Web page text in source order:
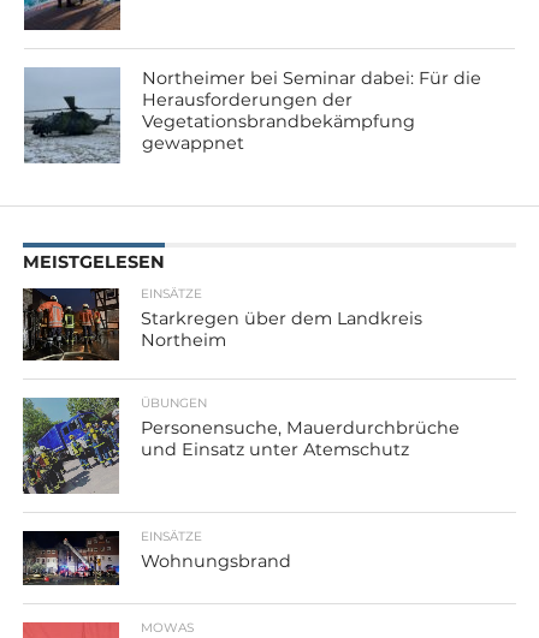
Northeimer bei Seminar dabei: Für die
Herausforderungen der
Vegetationsbrandbekämpfung
gewappnet
MEISTGELESEN
EINSÄTZE
Starkregen über dem Landkreis
Northeim
ÜBUNGEN
Personensuche, Mauerdurchbrüche
und Einsatz unter Atemschutz
EINSÄTZE
Wohnungsbrand
MOWAS